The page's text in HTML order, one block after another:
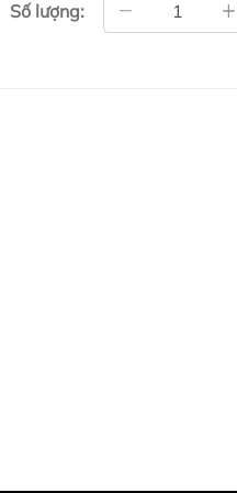
Số lượng: